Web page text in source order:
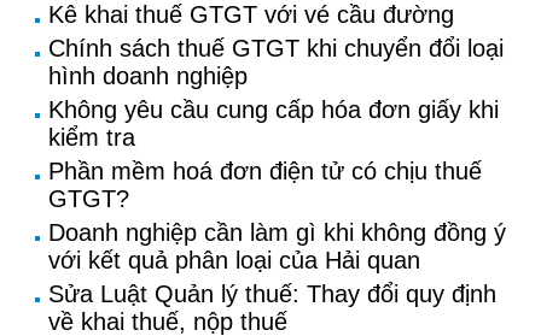
Kê khai thuế GTGT với vé cầu đường
Chính sách thuế GTGT khi chuyển đổi loại
hình doanh nghiệp
Không yêu cầu cung cấp hóa đơn giấy khi
kiểm tra
Phần mềm hoá đơn điện tử có chịu thuế
GTGT?
Doanh nghiệp cần làm gì khi không đồng ý
với kết quả phân loại của Hải quan
Sửa Luật Quản lý thuế: Thay đổi quy định
về khai thuế, nộp thuế